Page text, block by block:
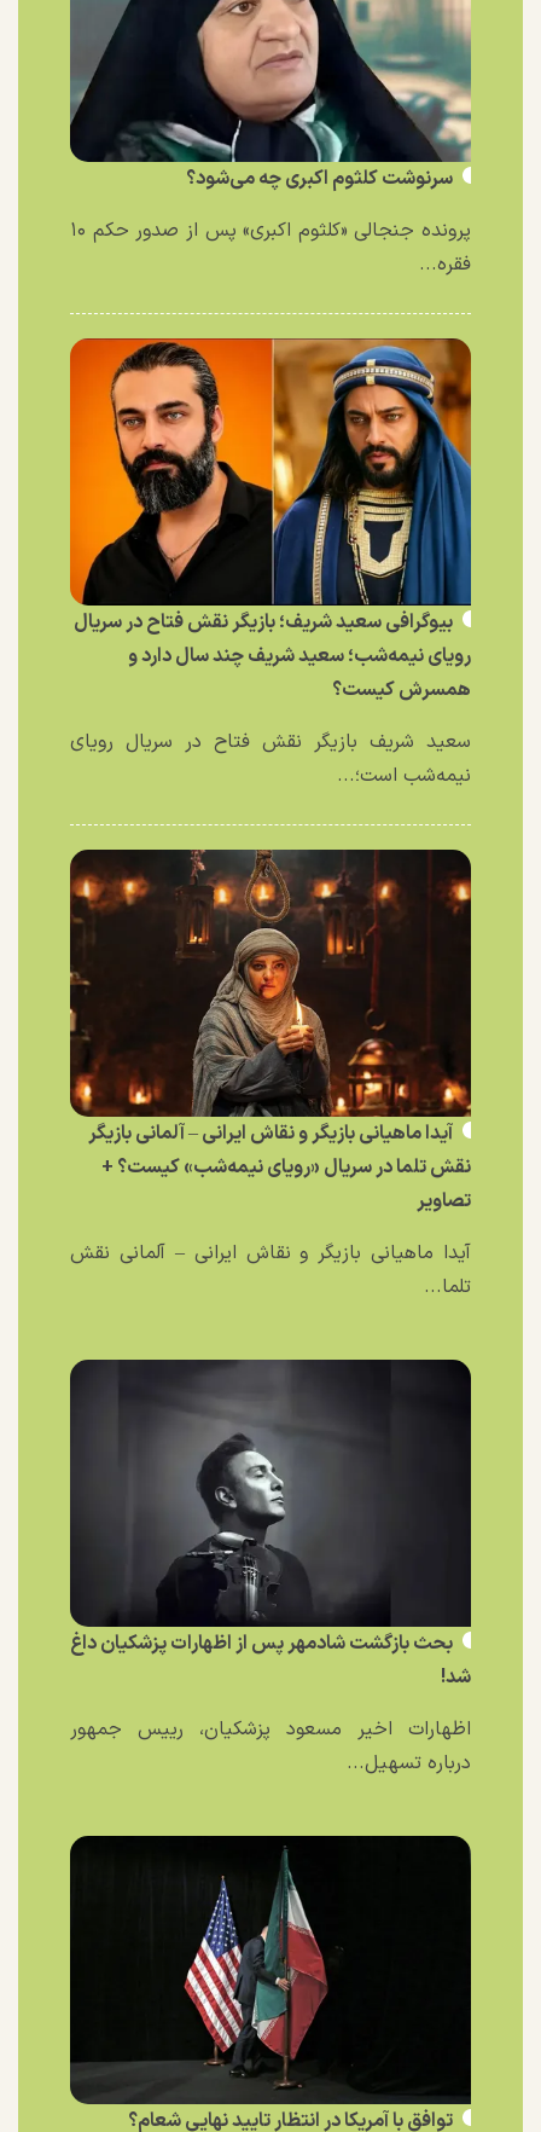
سرنوشت کلثوم اکبری چه می‌شود؟
پرونده جنجالی «کلثوم اکبری» پس از صدور حکم ۱۰
فقره...
بیوگرافی سعید شریف؛ بازیگر نقش فتاح در سریال
رویای نیمه‌شب؛ سعید شریف چند سال دارد و
همسرش کیست؟
سعید شریف بازیگر نقش فتاح در سریال رویای
نیمه‌شب است؛...
آیدا ماهیانی بازیگر و نقاش ایرانی – آلمانی بازیگر
نقش تلما در سریال «رویای نیمه‌شب» کیست؟ +
تصاویر
آیدا ماهیانی بازیگر و نقاش ایرانی – آلمانی نقش
تلما...
بحث بازگشت شادمهر پس از اظهارات پزشکیان داغ
شد!
اظهارات اخیر مسعود پزشکیان، رییس جمهور
درباره تسهیل...
توافق با آمریکا در انتظار تایید نهایی شعام؟